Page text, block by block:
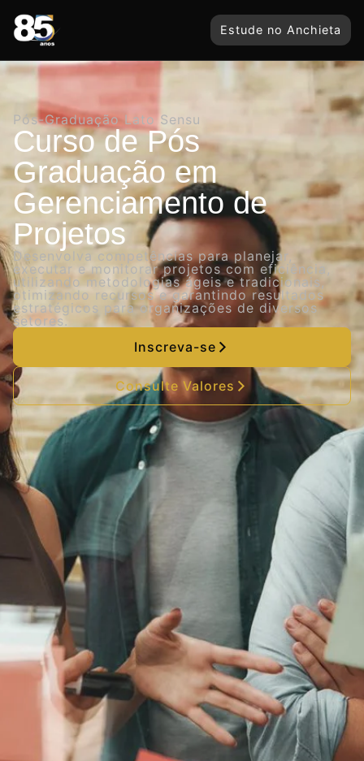
Estude no Anchieta
Pós-Graduação Lato Sensu
Curso de Pós
Graduação em
Gerenciamento de
Projetos
Desenvolva competências para planejar,
executar e monitorar projetos com eficiência,
utilizando metodologias ágeis e tradicionais,
otimizando recursos e garantindo resultados
estratégicos para organizações de diversos
setores.
Inscreva-se
Consulte Valores